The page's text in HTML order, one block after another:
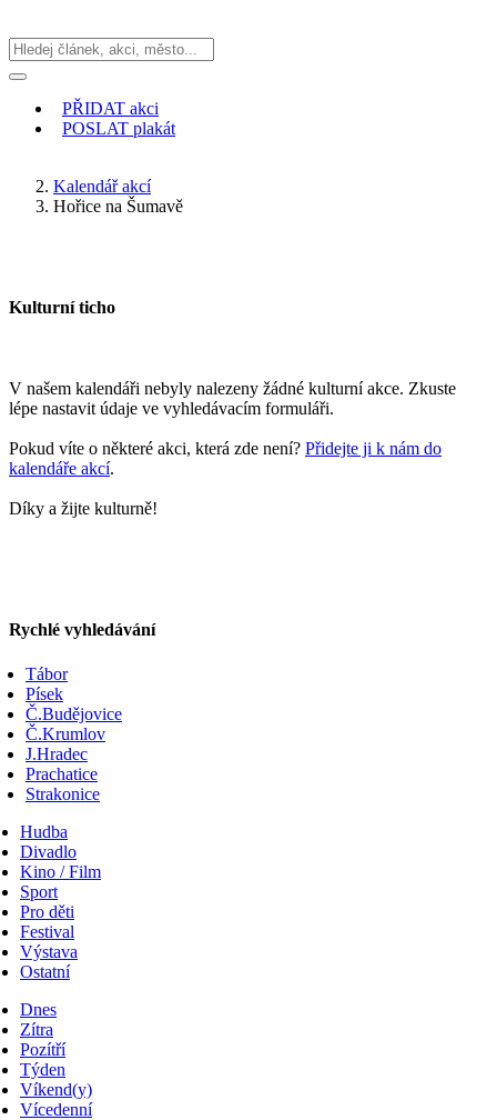
PŘIDAT akci
POSLAT plakát
Kalendář akcí
Hořice na Šumavě
Kulturní ticho
V našem kalendáři nebyly nalezeny žádné kulturní akce. Zkuste
lépe nastavit údaje ve vyhledávacím formuláři.
Pokud víte o některé akci, která zde není? Přidejte ji k nám do
kalendáře akcí.
Díky a žijte kulturně!
Rychlé vyhledávání
Tábor
Písek
Č.Budějovice
Č.Krumlov
J.Hradec
Prachatice
Strakonice
Hudba
Divadlo
Kino / Film
Sport
Pro děti
Festival
Výstava
Ostatní
Dnes
Zítra
Pozítří
Týden
Víkend(y)
Vícedenní